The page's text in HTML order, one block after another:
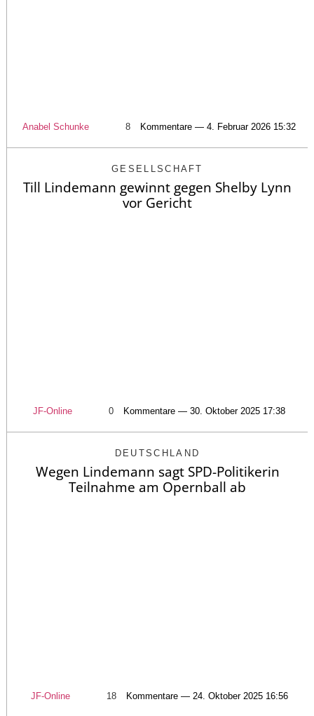
Anabel Schunke 8 Kommentare — 4. Februar 2026 15:32
GESELLSCHAFT
Till Lindemann gewinnt gegen Shelby Lynn
vor Gericht
JF-Online 0 Kommentare — 30. Oktober 2025 17:38
DEUTSCHLAND
Wegen Lindemann sagt SPD-Politikerin
Teilnahme am Opernball ab
JF-Online 18 Kommentare — 24. Oktober 2025 16:56